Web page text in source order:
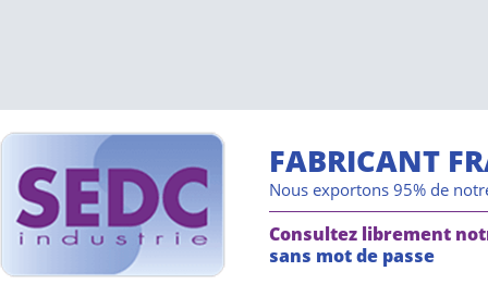
FABRICANT
Nous exportons 95% de
Consultez librement
sans mot de passe